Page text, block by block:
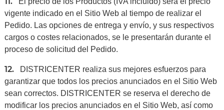
vigente indicado en el Sitio Web al tiempo de realizar el
Pedido. Las opciones de entrega y envío, y sus respectivos
cargos o costes relacionados, se le presentarán durante el
proceso de solicitud del Pedido.
12.
DISTRICENTER realiza sus mejores esfuerzos para
garantizar que todos los precios anunciados en el Sitio Web
sean correctos. DISTRICENTER se reserva el derecho de
modificar los precios anunciados en el Sitio Web, así como